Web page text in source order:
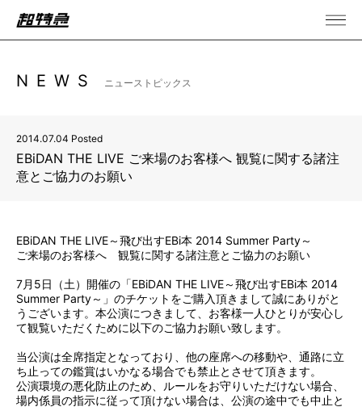
NEWS ニューストピックス
2014.07.04 Posted
EBiDAN THE LIVE ご来場のお客様へ 観覧に関する諸注
意とご協力のお願い
EBiDAN THE LIVE～飛び出すEBi本 2014 Summer Party～
ご来場のお客様へ 観覧に関する諸注意とご協力のお願い
7月5日（土）開催の「EBiDAN THE LIVE～飛び出すEBi本 2014
Summer Party～」のチケットをご購入頂きまして誠にありがと
うございます。本公演につきまして、お客様一人ひとりが安心し
て観覧いただくために以下のご協力お願い致します。
当公演は全席指定となっており、他の座席への移動や、通路に立
ち止っての鑑賞はいかなる場合でも禁止とさせて頂きます。
公演環境の悪化防止のため、ルールをお守りいただけない場合、
場内係員の指示に従って頂けない場合は、公演の途中でも中止と